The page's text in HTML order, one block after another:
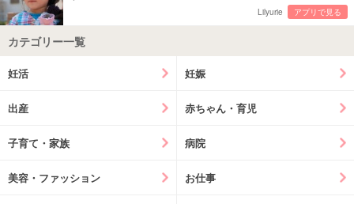
Lilyurie アプリで見る
カテゴリー一覧
妊活 妊娠
出産 赤ちゃん・育児
子育て・家族 病院
美容・ファッション お仕事